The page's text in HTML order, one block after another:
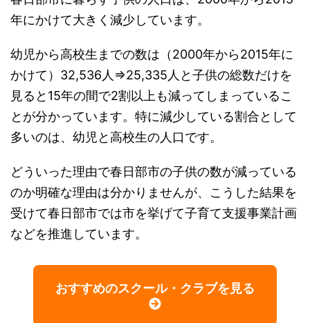
年にかけて大きく減少しています。
幼児から高校生までの数は（2000年から2015年に
かけて）32,536人⇒25,335人と子供の総数だけを
見ると15年の間で2割以上も減ってしまっているこ
とが分かっています。特に減少している割合として
多いのは、幼児と高校生の人口です。
どういった理由で春日部市の子供の数が減っている
のか明確な理由は分かりませんが、こうした結果を
受けて春日部市では市を挙げて子育て支援事業計画
などを推進しています。
おすすめのスクール・クラブを見る